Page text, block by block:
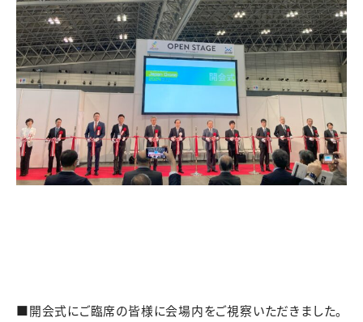
■開会式にご臨席の皆様に会場内をご視察いただきました。